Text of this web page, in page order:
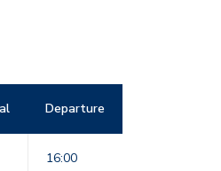
Departure
16:00